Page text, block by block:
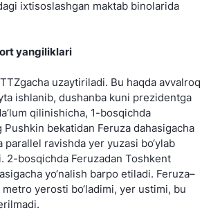
ixtisoslashgan maktab binolarida
yangiliklari
uzaytiriladi. Bu haqda avvalroq
ishlanib, dushanba kuni prezidentga
qilinishicha, 1-bosqichda
Pushkin bekatidan Feruza dahasigacha
parallel ravishda yer yuzasi bo‘ylab
2-bosqichda Feruzadan Toshkent
yo‘nalish barpo etiladi. Feruza–
metro yerosti bo‘ladimi, yer ustimi, bu